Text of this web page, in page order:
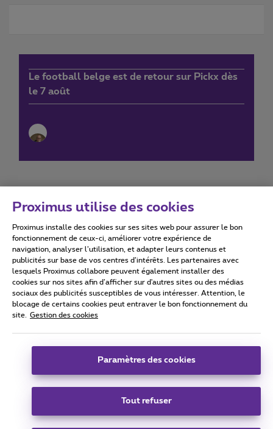
Le football belge est de retour sur Pickx dès
le 7 août
Conditions d'utilisation Accessibility statement
Tous droits réservés. © 2026
Conditions générales, info consommateur
Coordonnées de l’entreprise
Boulevard du Roi Albert II 27 - B-1030 Bruxelles.
Proximus utilise des cookies
Proximus installe des cookies sur ses sites web pour assurer le bon
fonctionnement de ceux-ci, améliorer votre expérience de
navigation, analyser l’utilisation, et adapter leurs contenus et
publicités sur base de vos centres d’intérêts. Les partenaires avec
lesquels Proximus collabore peuvent également installer des
cookies sur nos sites afin d’afficher sur d'autres sites ou des médias
sociaux des publicités susceptibles de vous intéresser. Attention, le
blocage de certains cookies peut entraver le bon fonctionnement du
site.
Gestion des cookies
Paramètres des cookies
Tout refuser